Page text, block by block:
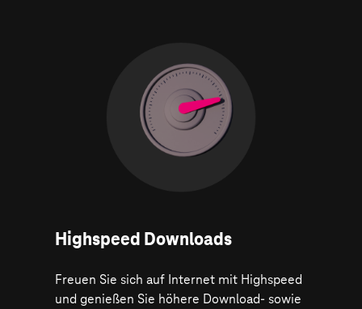
Highspeed Downloads
Freuen Sie sich auf Internet mit Highspeed
und genießen Sie höhere Download- sowie